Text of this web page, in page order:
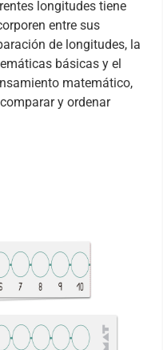
longitudes tiene
entre sus
de longitudes, la
básicas y el
matemático,
y ordenar